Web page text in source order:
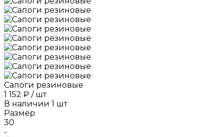
Сапоги резиновые
1 152 ₽ / шт
В наличии 1 шт
Размер
30
-